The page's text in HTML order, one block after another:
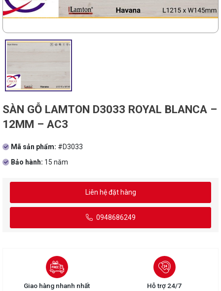
SÀN GỖ LAMTON D3033 ROYAL BLANCA –
12MM – AC3
Mã sản phẩm: #D3033
Bảo hành: 15 năm
Liên hệ đặt hàng
0948686249
Giao hàng nhanh nhất Hỗ trợ 24/7